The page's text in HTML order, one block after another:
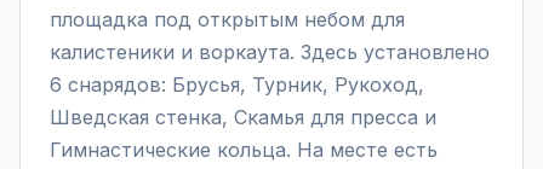
площадка под открытым небом для
калистеники и воркаута. Здесь установлено
6 снарядов: Брусья, Турник, Рукоход,
Шведская стенка, Скамья для пресса и
Гимнастические кольца. На месте есть